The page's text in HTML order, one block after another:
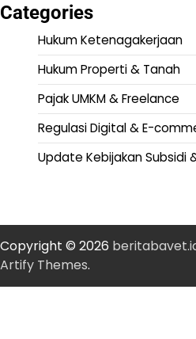
Categories
Hukum Ketenagakerjaan
Hukum Properti & Tanah
Pajak UMKM & Freelance
Regulasi Digital & E-
Update Kebijakan Subsidi
Copyright © 2026
Artify Themes.